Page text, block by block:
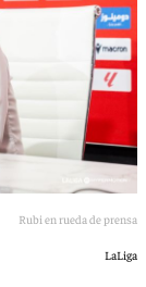
Rubi en rueda de prensa
LaLiga